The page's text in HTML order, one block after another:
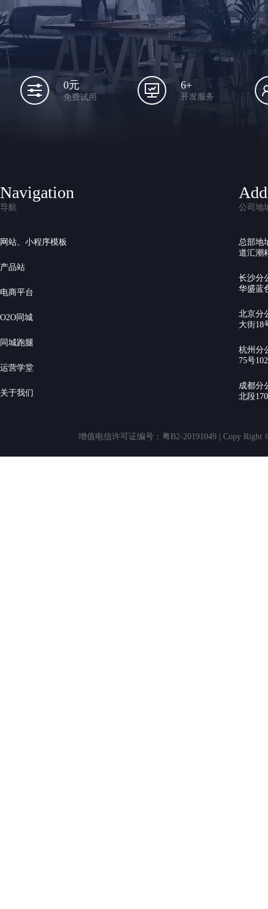
0元
免费试用
6+
开发服务
Navigation
导航
网站、小程序模板
产品站
电商平台
O2O同城
同城跑腿
运营学堂
关于我们
公司地
总部地
道汇潮
长沙分
华盛蓝
北京分
大街18
杭州分
75号
成都分
北段
增值电信许可证编号：粤B2-20191049 | Copy